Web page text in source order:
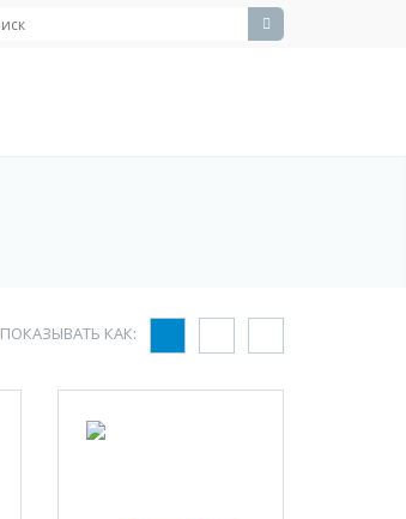
ПОКАЗЫВАТЬ КАК: